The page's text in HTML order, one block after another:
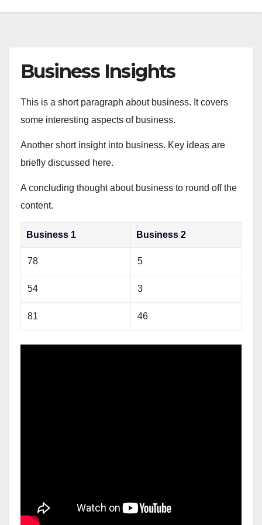
Business Insights
This is a short paragraph about business. It covers
some interesting aspects of business.
Another short insight into business. Key ideas are
briefly discussed here.
A concluding thought about business to round off the
content.
Business 1 Business 2
78 5
54 3
81 46